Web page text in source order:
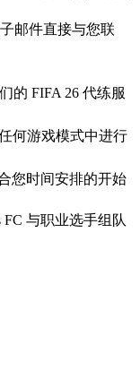
邮件直接与您联
的 FIFA 26 代练服
何游戏模式中进行
您时间安排的开始
与职业选手组队